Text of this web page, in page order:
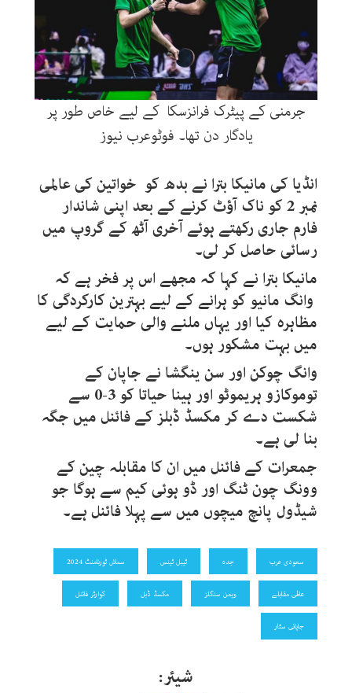
جرمنی کے پیٹرک فرانزسکا کے لیے خاص طور پر
یادگار دن تھا۔ فوٹوعرب نیوز
انڈیا کی مانیکا بترا نے بدھ کو خواتین کی عالمی
نمبر 2 کو ناک آؤٹ کرنے کے بعد اپنی شاندار
فارم جاری رکھتے ہوئے آخری آٹھ کے گروپ میں
رسائی حاصل کر لی۔
مانیکا بترا نے کہا کہ مجھے اس پر فخر ہے کہ
وانگ مانیو کو ہرانے کے لیے بہترین کارکردگی کا
مظاہرہ کیا اور یہاں ملنے والی حمایت کے لیے
میں بہت مشکور ہوں۔
وانگ چوکن اور سن ینگشا نے جاپان کے
توموکازو ہریموٹو اور ہینا حیاتا کو 3-0 سے
شکست دے کر مکسڈ ڈبلز کے فائنل میں جگہ
بنا لی ہے۔
جمعرات کے فائنل میں ان کا مقابلہ چین کے
وونگ چون ٹنگ اور ڈو ہوئی کیم سے ہوگا جو
شیڈول پانچ میچوں میں سے پہلا فائنل ہے۔
سعودی عرب جدہ ٹیبل ٹینس سماش ٹورنامنٹ 2024
عالمی مقابلے ویمن سنگلز مکسڈ ڈبل کوارٹر فائنل
جاپانی سٹار
شیئر: